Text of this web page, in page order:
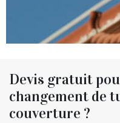
Devis gratuit
changement de
couverture ?